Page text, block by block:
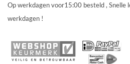
Op werkdagen voor15:00 besteld , Snelle
werkdagen !